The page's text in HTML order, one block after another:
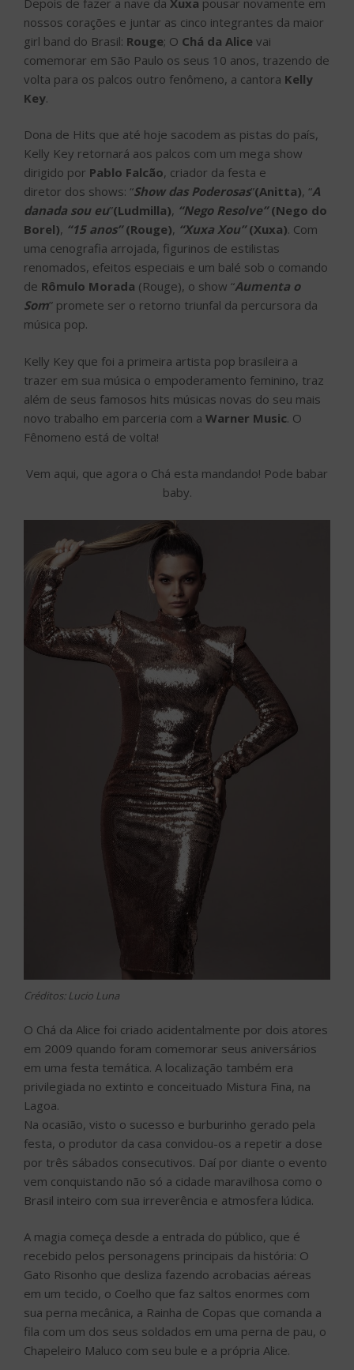
nossos corações e juntar as cinco integrantes da maior
girl band do Brasil: Rouge; O Chá da Alice vai
comemorar em São Paulo os seus 10 anos, trazendo de
volta para os palcos outro fenômeno, a cantora Kelly
Key.
Dona de Hits que até hoje sacodem as pistas do país,
Kelly Key retornará aos palcos com um mega show
dirigido por Pablo Falcão, criador da festa e
diretor dos shows: “Show das Poderosas”(Anitta), “A
danada sou eu”(Ludmilla), “Nego Resolve” (Nego do
Borel), “15 anos”(Rouge), “Xuxa Xou” (Xuxa). Com
uma cenografia arrojada, figurinos de estilistas
renomados, efeitos especiais e um balé sob o comando
de Rômulo Morada (Rouge), o show “Aumenta o
Som” promete ser o retorno triunfal da percursora da
música pop.
Kelly Key que foi a primeira artista pop brasileira a
trazer em sua música o empoderamento feminino, traz
além de seus famosos hits músicas novas do seu mais
novo trabalho em parceria com a Warner Music. O
Fênomeno está de volta!
Vem aqui, que agora o Chá esta mandando! Pode babar
baby.
Créditos: Lucio Luna
O Chá da Alice foi criado acidentalmente por dois atores
em 2009 quando foram comemorar seus aniversários
em uma festa temática. A localização também era
privilegiada no extinto e conceituado Mistura Fina, na
Lagoa.
Na ocasião, visto o sucesso e burburinho gerado pela
festa, o produtor da casa convidou-os a repetir a dose
por três sábados consecutivos. Daí por diante o evento
vem conquistando não só a cidade maravilhosa como o
Brasil inteiro com sua irreverência e atmosfera lúdica.
A magia começa desde a entrada do público, que é
recebido pelos personagens principais da história: O
Gato Risonho que desliza fazendo acrobacias aéreas
em um tecido, o Coelho que faz saltos enormes com
sua perna mecânica, a Rainha de Copas que comanda a
fila com um dos seus soldados em uma perna de pau, o
Chapeleiro Maluco com seu bule e a própria Alice.